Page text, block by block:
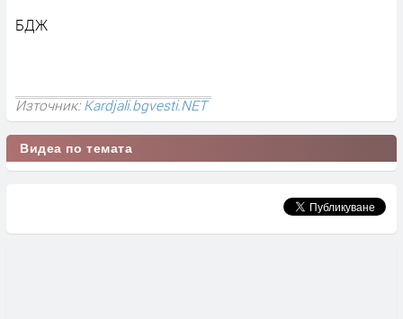
БДЖ
Източник:Kardjali.bgvesti.NET
Видеа по темата